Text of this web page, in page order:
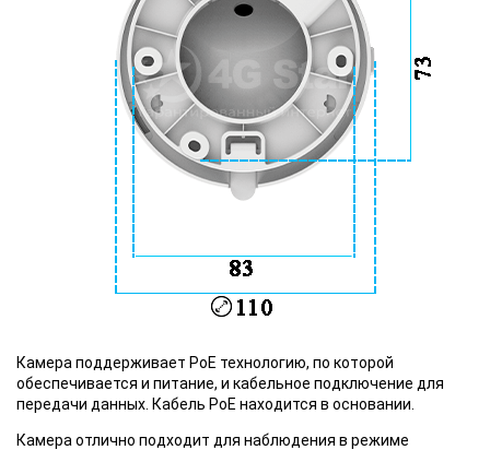
Камера поддерживает PoE технологию, по которой
обеспечивается и питание, и кабельное подключение для
передачи данных. Кабель РоЕ находится в основании.
Камера отлично подходит для наблюдения в режиме